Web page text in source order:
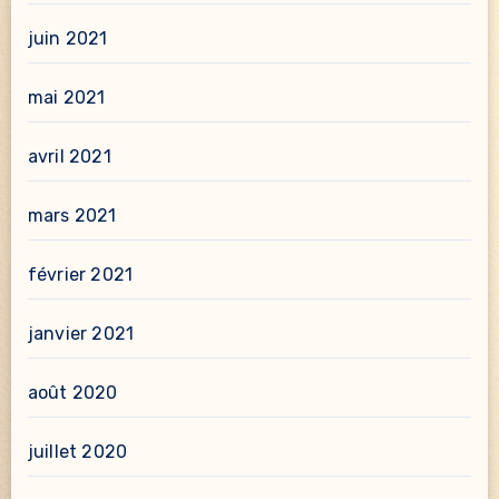
juin 2021
mai 2021
avril 2021
mars 2021
février 2021
janvier 2021
août 2020
juillet 2020